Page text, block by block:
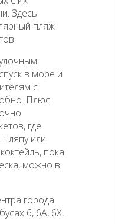
Здесь
пляж
в море и
с
Плюс
где
или
пока
можно в
города
6, 6А, 6X,